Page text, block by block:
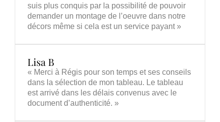
suis plus conquis par la possibilité de pouvoir
demander un montage de l’oeuvre dans notre
décors même si cela est un service payant »
Lisa B
« Merci à Régis pour son temps et ses conseils
dans la sélection de mon tableau. Le tableau
est arrivé dans les délais convenus avec le
document d’authenticité. »